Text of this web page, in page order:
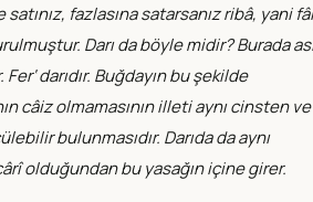
fazlasına satarsanız ribâ, yani
Darı da böyle midir? Burada
Fer‘ darıdır. Buğdayın bu şekilde
câiz olmamasının illeti aynı cinsten ve
bulunmasıdır. Darıda da aynı
olduğundan bu yasağın içine girer.